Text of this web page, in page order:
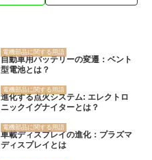
電機部品に関する用語
自動車用バッテリーの変遷：ベント
型電池とは？
電機部品に関する用語
進化する点火システム: エレクトロ
ニックイグナイターとは？
電機部品に関する用語
車載ディスプレイの進化：プラズマ
ディスプレイとは